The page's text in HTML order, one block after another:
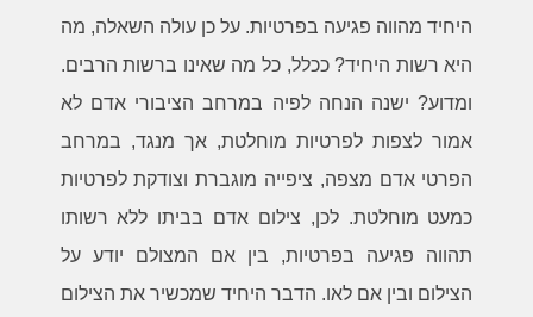
היחיד מהווה פגיעה בפרטיות. על כן עולה השאלה, מה
היא רשות היחיד? ככלל, כל מה שאינו ברשות הרבים.
ומדוע? ישנה הנחה לפיה במרחב הציבורי אדם לא
אמור לצפות לפרטיות מוחלטת, אך מנגד, במרחב
הפרטי אדם מצפה, ציפייה מוגברת וצודקת לפרטיות
כמעט מוחלטת. לכן, צילום אדם בביתו ללא רשותו
תהווה פגיעה בפרטיות, בין אם המצולם יודע על
הצילום ובין אם לאו. הדבר היחיד שמכשיר את הצילום